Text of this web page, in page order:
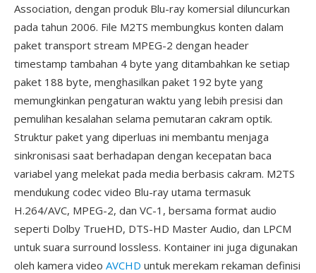
Association, dengan produk Blu-ray komersial diluncurkan
pada tahun 2006. File M2TS membungkus konten dalam
paket transport stream MPEG-2 dengan header
timestamp tambahan 4 byte yang ditambahkan ke setiap
paket 188 byte, menghasilkan paket 192 byte yang
memungkinkan pengaturan waktu yang lebih presisi dan
pemulihan kesalahan selama pemutaran cakram optik.
Struktur paket yang diperluas ini membantu menjaga
sinkronisasi saat berhadapan dengan kecepatan baca
variabel yang melekat pada media berbasis cakram. M2TS
mendukung codec video Blu-ray utama termasuk
H.264/AVC, MPEG-2, dan VC-1, bersama format audio
seperti Dolby TrueHD, DTS-HD Master Audio, dan LPCM
untuk suara surround lossless. Kontainer ini juga digunakan
oleh kamera video AVCHD untuk merekam rekaman definisi